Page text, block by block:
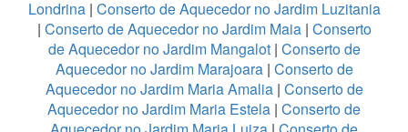
Londrina| Conserto de Aquecedor no Jardim Luzitania
| Conserto de Aquecedor no Jardim Maia| Conserto
de Aquecedor no Jardim Mangalot| Conserto de
Aquecedor no Jardim Marajoara| Conserto de
Aquecedor no Jardim Maria Amalia| Conserto de
Aquecedor no Jardim Maria Estela | Conserto de